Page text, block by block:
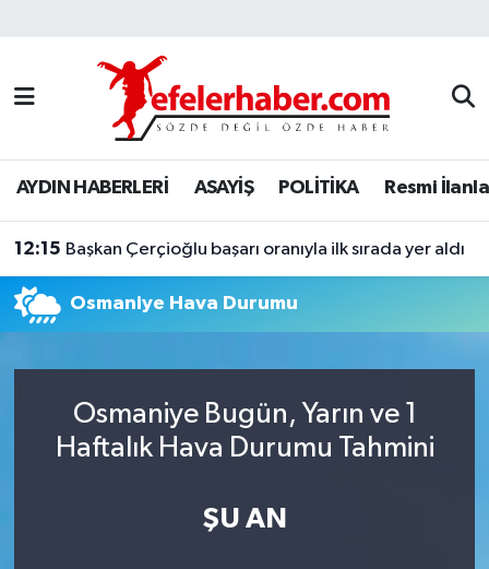
AYDIN HABERLERİ ASAYİŞ POLİTİKA Resmi
12:15 Başkan Çerçioğlu başarı oranıyla ilk sırada yer aldı
Osmaniye Hava Durumu
Osmaniye Bugün, Yarın ve 1
Haftalık Hava Durumu Tahmini
ŞU AN
Nöbetçi Eczaneler
Hava Durumu
Aydin Namaz Vakitleri
Trafik Durumu
Süper Lig Puan Durumu ve Fikstür
Son Dakika Haberleri